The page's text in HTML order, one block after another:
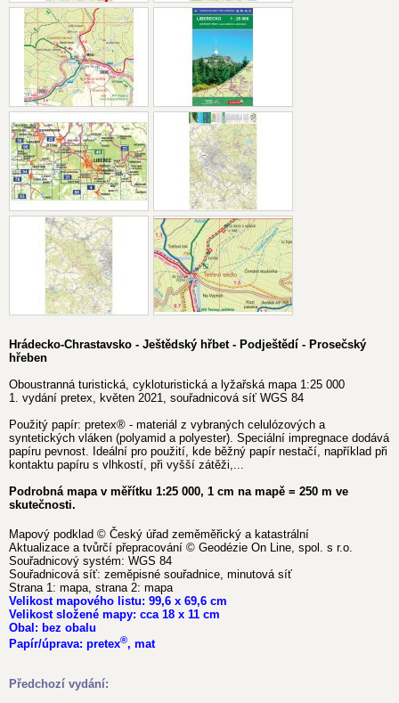
Hrádecko-Chrastavsko - Ještědský hřbet - Podještědí - Prosečský
hřeben
Oboustranná turistická, cykloturistická a lyžařská mapa 1:25 000
1. vydání pretex, květen 2021, souřadnicová síť WGS 84
Použitý papír: pretex® - materiál z vybraných celulózových a
syntetických vláken (polyamid a polyester). Speciální impregnace dodává
papíru pevnost. Ideální pro použití, kde běžný papír nestačí, například při
kontaktu papíru s vlhkostí, při vyšší zátěži,...
Podrobná mapa v měřítku 1:25 000, 1 cm na mapě = 250 m ve
skutečnosti.
Mapový podklad © Český úřad zeměměřický a katastrální
Aktualizace a tvůrčí přepracování © Geodézie On Line, spol. s r.o.
Souřadnicový systém: WGS 84
Souřadnicová síť: zeměpisné souřadnice, minutová síť
Strana 1: mapa, strana 2: mapa
Velikost mapového listu: 99,6 x 69,6 cm
Velikost složené mapy: cca 18 x 11 cm
Obal: bez obalu
Papír/úprava: pretex®, mat
Předchozí vydání: